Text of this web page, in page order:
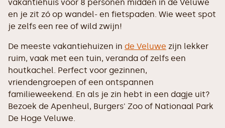
vakantiehuis voor 8 personen midden in de Veluwe
en je zit zó op wandel- en fietspaden. Wie weet spot
je zelfs een ree of wild zwijn!
De meeste vakantiehuizen in de Veluwe zijn lekker
ruim, vaak met een tuin, veranda of zelfs een
houtkachel. Perfect voor gezinnen,
vriendengroepen of een ontspannen
familieweekend. En als je zin hebt in een dagje uit?
Bezoek de Apenheul, Burgers' Zoo of Nationaal Park
De Hoge Veluwe.